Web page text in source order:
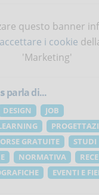
questo banner
accettare i cookie
'Marketing'
parla di...
DESIGN
JOB
GRATUITE STUDI
NORMATIVA
EVENTI E